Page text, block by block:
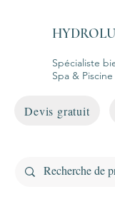
Spécialiste
Spa & Piscine
Devis gratuit